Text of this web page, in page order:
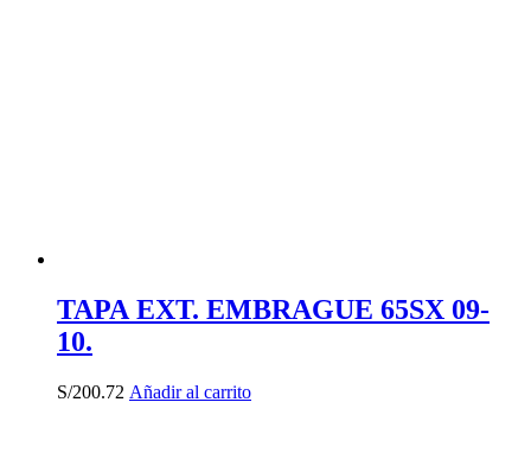
TAPA EXT. EMBRAGUE 65SX 09-
10.
S/200.72 Añadir al carrito